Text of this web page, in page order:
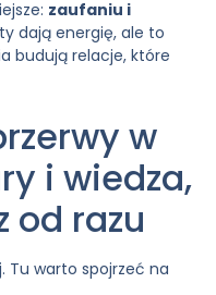
zaufaniu i
dają energię, ale to
budują relacje, które
w
i wiedza,
od razu
Tu warto spojrzeć na